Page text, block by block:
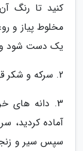
کنید تا رنگ
مخلوط پیاز و
یک دست شود و
2. سرکه و شکر قهوه ای را مخلوط کنید و کنار بگذارید.
3. دانه های
آماده کردید،
سپس سیر و